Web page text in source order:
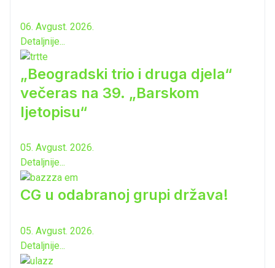
06. Avgust. 2026.
Detaljnije...
„Beogradski trio i druga djela“
večeras na 39. „Barskom
ljetopisu“
05. Avgust. 2026.
Detaljnije...
CG u odabranoj grupi država!
05. Avgust. 2026.
Detaljnije...